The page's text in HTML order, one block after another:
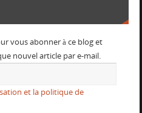
vous abonner à ce blog et
nouvel article par e-mail.
et la politique de